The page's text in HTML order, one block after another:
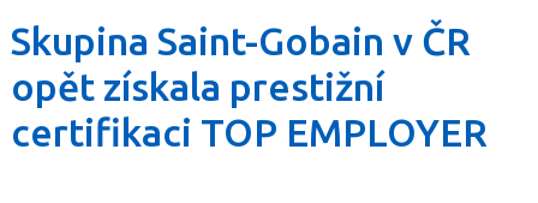
Příčky
Podlahy
Omítky a povrchová úprava
Předstěny a šachty
Skupina Saint-Gobain v ČR
opět získala prestižní
certifikaci TOP EMPLOYER